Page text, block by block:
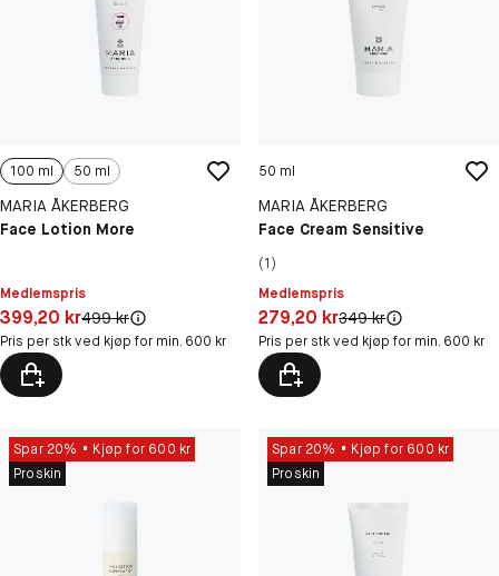
100 ml 50 ml
MARIA ÅKERBERG
Face Lotion More
Medlemspris
Pris: 399,20 kr
399,20 krOriginal pris:
499 kr
Pris per stk ved kjøp for min. 600 kr
50 ml
MARIA ÅKERBERG
Face Cream Sensitive
(1)
Medlemspris
Pris: 279,20 kr
279,20 krOriginal pris:
349 kr
Pris per stk ved kjøp for min. 600 kr
Spar 20%
Kjøp for 600 kr
Proskin
Spar 20%
Kjøp for 600 kr
Proskin